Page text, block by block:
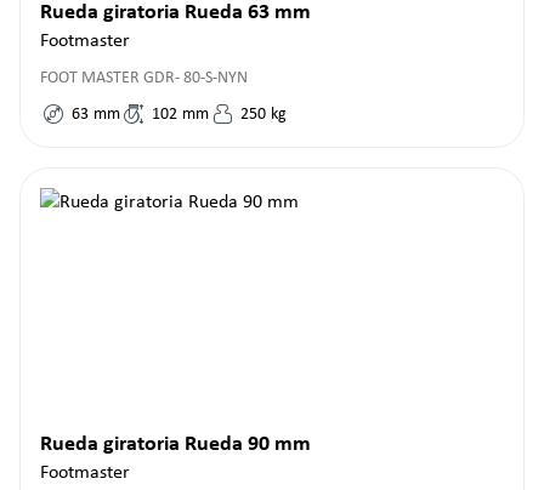
Rueda giratoria Rueda 63 mm
Footmaster
FOOT MASTER GDR- 80-S-NYN
63 mm 102 mm 250 kg
Rueda giratoria Rueda 90 mm
Footmaster